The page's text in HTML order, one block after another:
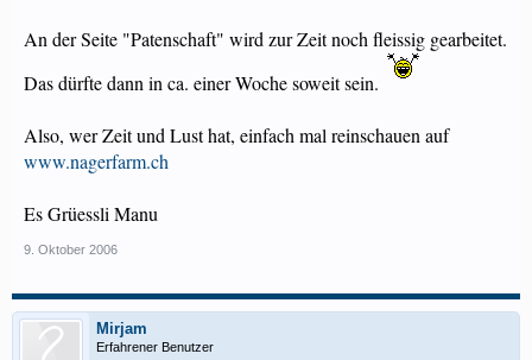
An der Seite "Patenschaft" wird zur Zeit noch fleissig gearbeitet.
Das dürfte dann in ca. einer Woche soweit sein.
Also, wer Zeit und Lust hat, einfach mal reinschauen auf
www.nagerfarm.ch
Es Grüessli Manu
9. Oktober 2006
Mirjam
Erfahrener Benutzer